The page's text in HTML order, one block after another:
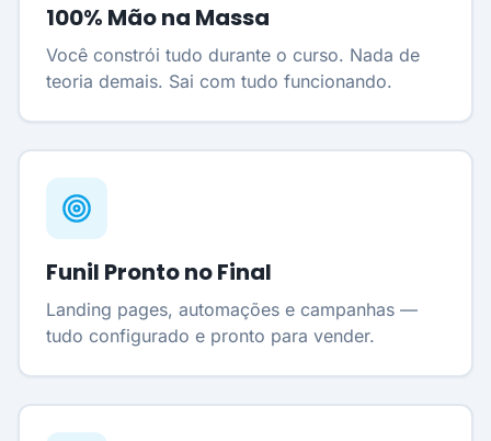
100% Mão na Massa
Você constrói tudo durante o curso. Nada de
teoria demais. Sai com tudo funcionando.
Funil Pronto no Final
Landing pages, automações e campanhas —
tudo configurado e pronto para vender.